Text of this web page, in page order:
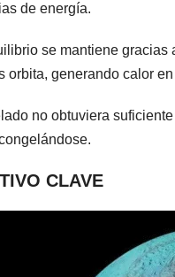
de energía.
se mantiene gracias
orbita, generando calor
no obtuviera
CLAVE